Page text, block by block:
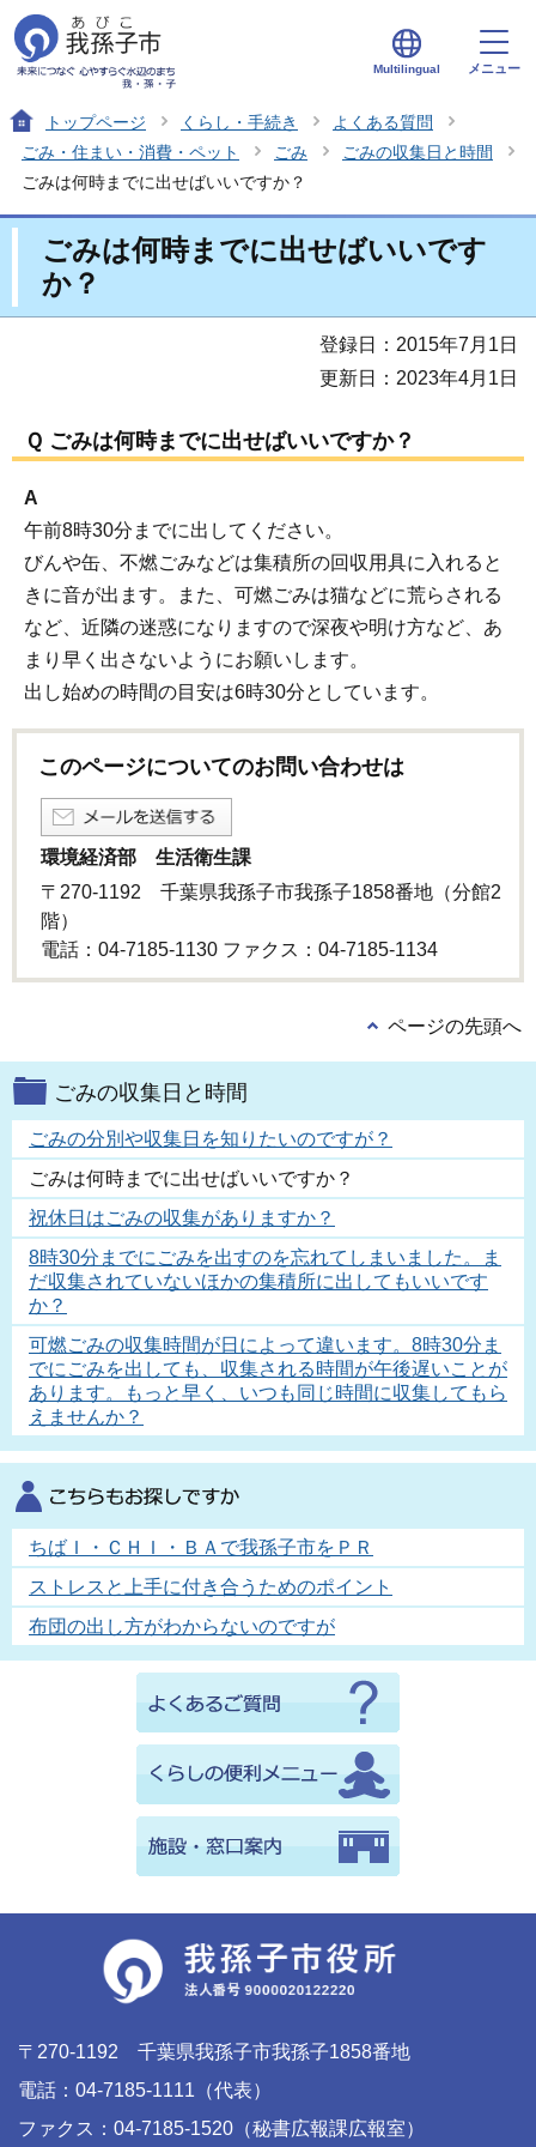
Multilingual メニュー
トップページ くらし・手続き
よくある質問
ごみ・住まい・消費・ペット
ごみ
ごみの収集日と時間
ごみは何時までに出せばいいですか？
ごみは何時までに出せばいいです
か？
登録日：2015年7月1日
更新日：2023年4月1日
Ｑ ごみは何時までに出せばいいですか？
A
午前8時30分までに出してください。
びんや缶、不燃ごみなどは集積所の回収用具に入れると
きに音が出ます。また、可燃ごみは猫などに荒らされる
など、近隣の迷惑になりますので深夜や明け方など、あ
まり早く出さないようにお願いします。
出し始めの時間の目安は6時30分としています。
このページについてのお問い合わせは
環境経済部 生活衛生課
〒270-1192 千葉県我孫子市我孫子1858番地（分館2
階）
電話：04-7185-1130 ファクス：04-7185-1134
ページの先頭へ
ごみの収集日と時間
ごみの分別や収集日を知りたいのですが？
ごみは何時までに出せばいいですか？
祝休日はごみの収集がありますか？
8時30分までにごみを出すのを忘れてしまいました。ま
だ収集されていないほかの集積所に出してもいいです
か？
可燃ごみの収集時間が日によって違います。8時30分ま
でにごみを出しても、収集される時間が午後遅いことが
あります。もっと早く、いつも同じ時間に収集してもら
えませんか？
ちばＩ・ＣＨＩ・ＢＡで我孫子市をＰＲ
ストレスと上手に付き合うためのポイント
布団の出し方がわからないのですが
〒270-1192 千葉県我孫子市我孫子1858番地
電話：04-7185-1111（代表）
ファクス：04-7185-1520（秘書広報課広報室）